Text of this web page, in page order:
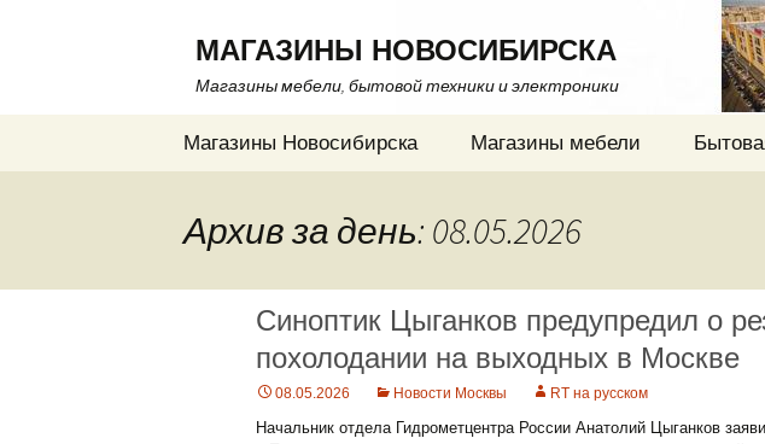
МАГАЗИНЫ НОВОСИБИРСКА
Магазины мебели, бытовой техники и электроники
содержимому
Магазины Новосибирска Магазины мебели
Архив за день: 08.05.2026
Синоптик Цыганков предупредил о
похолодании на выходных в Москве
08.05.2026 Новости Москвы RT на русском
Начальник отдела Гидрометцентра России Анатолий Цыганков